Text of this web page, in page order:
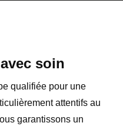
soin
qualifiée pour une
attentifs au
garantissons un